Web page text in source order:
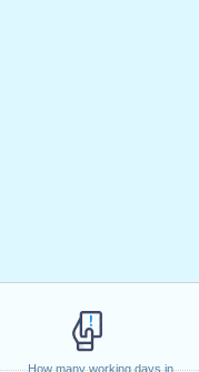
How many working days in